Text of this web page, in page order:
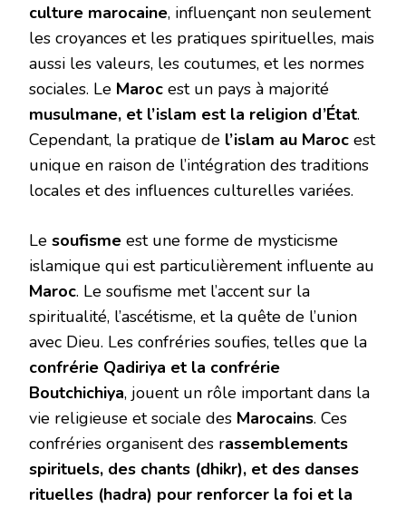
culture marocaine, influençant non seulement
les croyances et les pratiques spirituelles, mais
aussi les valeurs, les coutumes, et les normes
sociales. Le Maroc est un pays à majorité
musulmane, et l’islam est la religion d’État.
Cependant, la pratique de l’islam au Maroc est
unique en raison de l’intégration des traditions
locales et des influences culturelles variées.
Le soufisme est une forme de mysticisme
islamique qui est particulièrement influente au
Maroc. Le soufisme met l’accent sur la
spiritualité, l’ascétisme, et la quête de l’union
avec Dieu. Les confréries soufies, telles que la
confrérie Qadiriya et la confrérie
Boutchichiya, jouent un rôle important dans la
vie religieuse et sociale des Marocains. Ces
confréries organisent des rassemblements
spirituels, des chants (dhikr), et des danses
rituelles (hadra) pour renforcer la foi et la